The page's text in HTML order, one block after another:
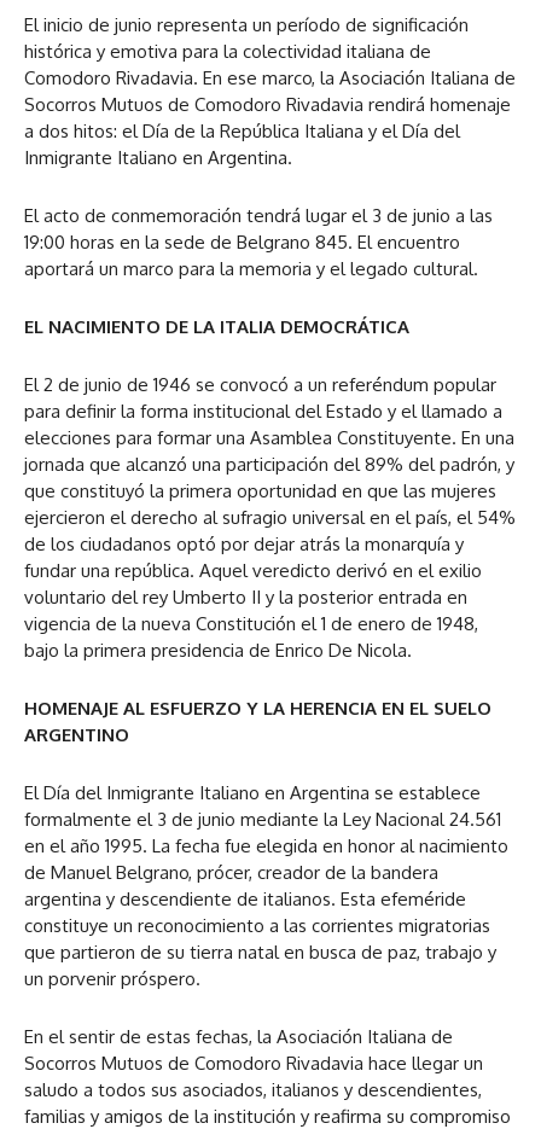
El inicio de junio representa un período de significación
histórica y emotiva para la colectividad italiana de
Comodoro Rivadavia. En ese marco, la Asociación Italiana de
Socorros Mutuos de Comodoro Rivadavia rendirá homenaje
a dos hitos: el Día de la República Italiana y el Día del
Inmigrante Italiano en Argentina.
El acto de conmemoración tendrá lugar el 3 de junio a las
19:00 horas en la sede de Belgrano 845. El encuentro
aportará un marco para la memoria y el legado cultural.
EL NACIMIENTO DE LA ITALIA DEMOCRÁTICA
El 2 de junio de 1946 se convocó a un referéndum popular
para definir la forma institucional del Estado y el llamado a
elecciones para formar una Asamblea Constituyente. En una
jornada que alcanzó una participación del 89% del padrón, y
que constituyó la primera oportunidad en que las mujeres
ejercieron el derecho al sufragio universal en el país, el 54%
de los ciudadanos optó por dejar atrás la monarquía y
fundar una república. Aquel veredicto derivó en el exilio
voluntario del rey Umberto II y la posterior entrada en
vigencia de la nueva Constitución el 1 de enero de 1948,
bajo la primera presidencia de Enrico De Nicola.
HOMENAJE AL ESFUERZO Y LA HERENCIA EN EL SUELO
ARGENTINO
El Día del Inmigrante Italiano en Argentina se establece
formalmente el 3 de junio mediante la Ley Nacional 24.561
en el año 1995. La fecha fue elegida en honor al nacimiento
de Manuel Belgrano, prócer, creador de la bandera
argentina y descendiente de italianos. Esta efeméride
constituye un reconocimiento a las corrientes migratorias
que partieron de su tierra natal en busca de paz, trabajo y
un porvenir próspero.
En el sentir de estas fechas, la Asociación Italiana de
Socorros Mutuos de Comodoro Rivadavia hace llegar un
saludo a todos sus asociados, italianos y descendientes,
familias y amigos de la institución y reafirma su compromiso